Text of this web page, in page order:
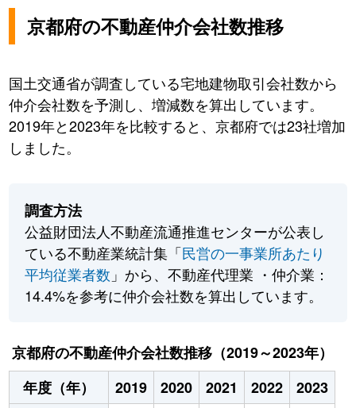
京都府の不動産仲介会社数推移
国土交通省が調査している宅地建物取引会社数から
仲介会社数を予測し、増減数を算出しています。
2019年と2023年を比較すると、京都府では23社増加
しました。
調査方法
公益財団法人不動産流通推進センターが公表し
ている不動産業統計集「民営の一事業所あたり
平均従業者数 」から、不動産代理業 ・仲介業：
14.4%を参考に仲介会社数を算出しています。
京都府の不動産仲介会社数推移（2019～2023年）
年度（年）
2019 2020 2021 2022
2023